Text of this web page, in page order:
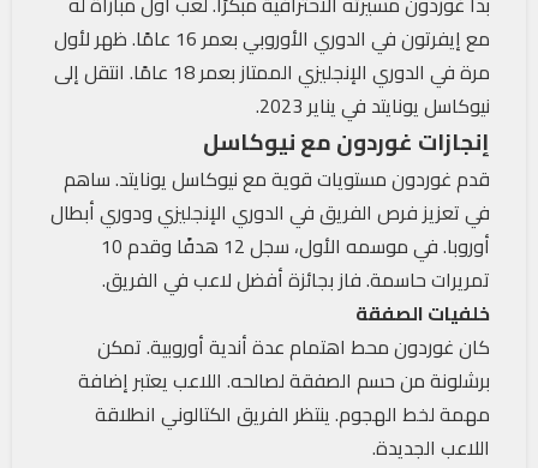
مع إيفرتون في الدوري الأوروبي بعمر 16 عامًا. ظهر لأول
مرة في الدوري الإنجليزي الممتاز بعمر 18 عامًا. انتقل إلى
نيوكاسل يونايتد في يناير 2023.
إنجازات غوردون مع نيوكاسل
قدم غوردون مستويات قوية مع نيوكاسل يونايتد. ساهم
في تعزيز فرص الفريق في الدوري الإنجليزي ودوري أبطال
أوروبا. في موسمه الأول، سجل 12 هدفًا وقدم 10
تمريرات حاسمة. فاز بجائزة أفضل لاعب في الفريق.
خلفيات الصفقة
كان غوردون محط اهتمام عدة أندية أوروبية. تمكن
برشلونة من حسم الصفقة لصالحه. اللاعب يعتبر إضافة
مهمة لخط الهجوم. ينتظر الفريق الكتالوني انطلاقة
اللاعب الجديدة.